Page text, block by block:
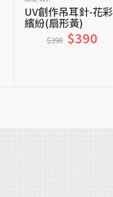
UV創作吊耳針-花彩
繽紛(扇形黃)
$390 $390